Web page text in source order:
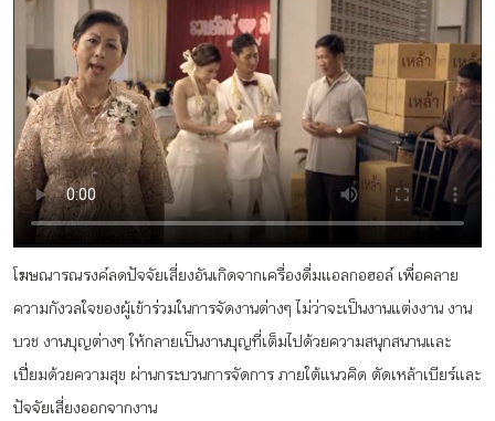
บทความแคมเปญ
สื่อของแคมเปญ
กิจกรรม
หัวข้อที่เราแนะนำ
เข้าสู่ระบบ/สมัครสมาชิก
โฆษณารณรงค์ลดปัจจัยเสี่ยงอันเกิดจากเครื่องดื่มแอลกอฮอล์ เพื่อคลาย
ความกังวลใจของผู้เข้าร่วมในการจัดงานต่างๆ ไม่ว่าจะเป็นงานแต่งงาน งาน
บวช งานบุญต่างๆ ให้กลายเป็นงานบุญที่เต็มไปด้วยความสนุกสนานและ
เปี่ยมด้วยความสุข ผ่านกระบวนการจัดการ ภายใต้แนวคิด ตัดเหล้าเบียร์และ
ปัจจัยเสี่ยงออกจากงาน